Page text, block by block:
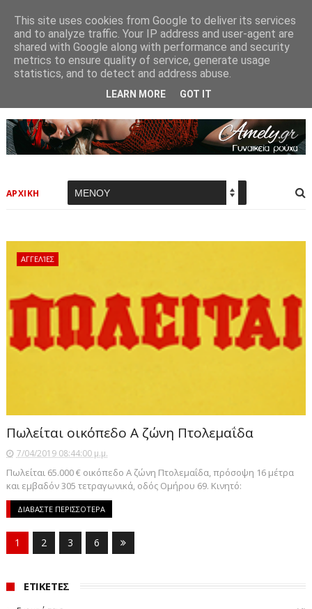
ΑΡΧΙΚΗ
ΑΓΓΕΛΊΕΣ
Πωλείται οικόπεδο Α ζώνη Πτολεμαΐδα
7/04/2019 08:44:00 μ.μ.
Πωλείται 65.000 € οικόπεδο Α ζώνη Πτολεμαΐδα, πρόσοψη 16 μέτρα
και εμβαδόν 305 τετραγωνικά, οδός Ομήρου 69. Κινητό:
ΔΙΑΒΑΣΤΕ ΠΕΡΙΣΣΟΤΕΡΑ
1 2 3 6
ΕΤΙΚΕΤΕΣ
This site uses cookies from Google to deliver its services
and to analyze traffic. Your IP address and user-agent are
shared with Google along with performance and security
metrics to ensure quality of service, generate usage
statistics, and to detect and address abuse.
LEARN MORE GOT IT